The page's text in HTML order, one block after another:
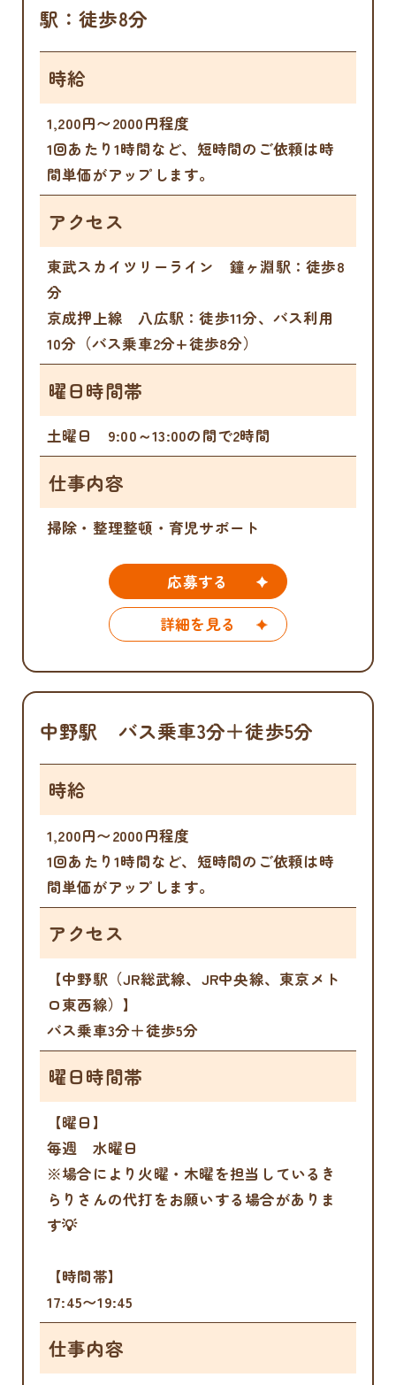
駅：徒歩8分
時給
1,200円〜2000円程度
1回あたり1時間など、短時間のご依頼は時
間単価がアップします。
アクセス
東武スカイツリーライン 鐘ヶ淵駅：徒歩8
分
京成押上線 八広駅：徒歩11分、バス利用
10分（バス乗車2分+徒歩8分）
曜日時間帯
土曜日 9:00～13:00の間で2時間
仕事内容
掃除・整理整頓・育児サポート
応募する
詳細を見る
中野駅 バス乗車3分＋徒歩5分
時給
1,200円〜2000円程度
1回あたり1時間など、短時間のご依頼は時
間単価がアップします。
アクセス
【中野駅（JR総武線、JR中央線、東京メト
ロ東西線）】
バス乗車3分＋徒歩5分
曜日時間帯
【曜日】
毎週 水曜日
※場合により火曜・木曜を担当しているき
らりさんの代打をお願いする場合がありま
す💡
【時間帯】
17:45〜19:45
仕事内容